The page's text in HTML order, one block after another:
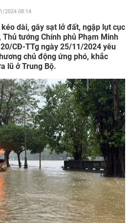
2024 08:14
dài, gây sạt lở đất, ngập lụt cục
tướng Chính phủ Phạm Minh
CĐ-TTg ngày 25/11/2024 yêu
chủ động ứng phó, khắc
lũ ở Trung Bộ.